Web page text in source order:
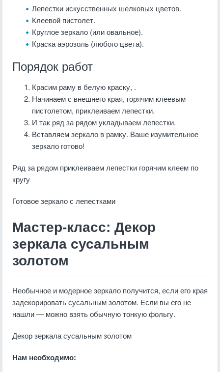
Лепестки искусственных шелковых цветов.
Клеевой пистолет.
Круглое зеркало (или овальное).
Краска аэрозоль (любого цвета).
Порядок работ
Красим раму в белую краску, .
Начинаем с внешнего края, горячим клеевым
пистолетом, приклеиваем лепестки.
И так ряд за рядом укладываем лепестки.
Вставляем зеркало в рамку. Ваше изумительное
зеркало готово!
Ряд за рядом приклеиваем лепестки горячим клеем по
кругу
Готовое зеркало с лепестками
Мастер-класс: Декор
зеркала сусальным
золотом
Необычное и модерное зеркало получится, если его края
задекорировать сусальным золотом. Если вы его не
нашли — можно взять обычную тонкую фольгу.
Декор зеркала сусальным золотом
Нам необходимо: